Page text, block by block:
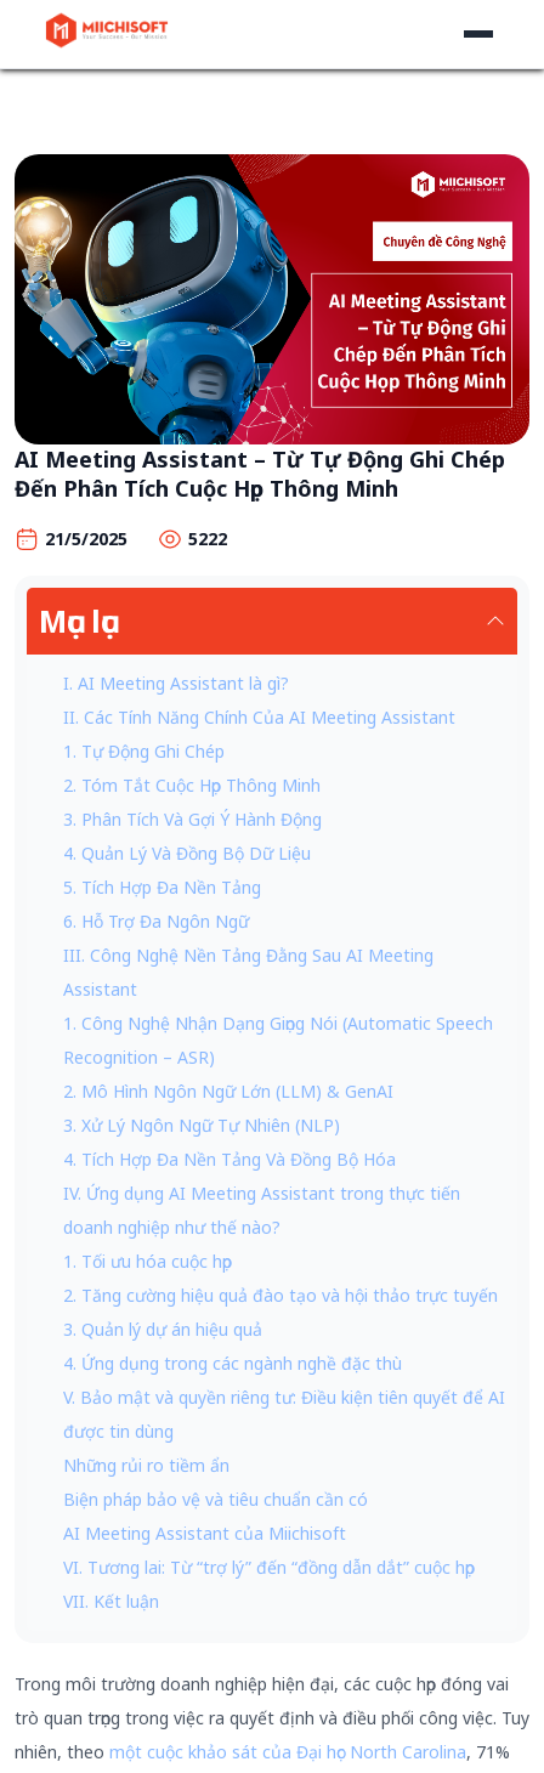
AI Meeting Assistant – Từ Tự Động Ghi Chép
Đến Phân Tích Cuộc Họp Thông Minh
21/5/2025 5222
Mục lục
I. AI Meeting Assistant là gì?
II. Các Tính Năng Chính Của AI Meeting Assistant
1. Tự Động Ghi Chép
2. Tóm Tắt Cuộc Họp Thông Minh
3. Phân Tích Và Gợi Ý Hành Động
4. Quản Lý Và Đồng Bộ Dữ Liệu
5. Tích Hợp Đa Nền Tảng
6. Hỗ Trợ Đa Ngôn Ngữ
III. Công Nghệ Nền Tảng Đằng Sau AI Meeting
Assistant
1. Công Nghệ Nhận Dạng Giọng Nói (Automatic Speech
Recognition – ASR)
2. Mô Hình Ngôn Ngữ Lớn (LLM) & GenAI
3. Xử Lý Ngôn Ngữ Tự Nhiên (NLP)
4. Tích Hợp Đa Nền Tảng Và Đồng Bộ Hóa
IV. Ứng dụng AI Meeting Assistant trong thực tiến
doanh nghiệp như thế nào?
1. Tối ưu hóa cuộc họp
2. Tăng cường hiệu quả đào tạo và hội thảo trực tuyến
3. Quản lý dự án hiệu quả
4. Ứng dụng trong các ngành nghề đặc thù
V. Bảo mật và quyền riêng tư: Điều kiện tiên quyết để AI
được tin dùng
Những rủi ro tiềm ẩn
Biện pháp bảo vệ và tiêu chuẩn cần có
AI Meeting Assistant của Miichisoft
VI. Tương lai: Từ “trợ lý” đến “đồng dẫn dắt” cuộc họp
VII. Kết luận
Trong môi trường doanh nghiệp hiện đại, các cuộc họp đóng vai
trò quan trọng trong việc ra quyết định và điều phối công việc. Tuy
nhiên, theo một cuộc khảo sát của Đại học North Carolina, 71%